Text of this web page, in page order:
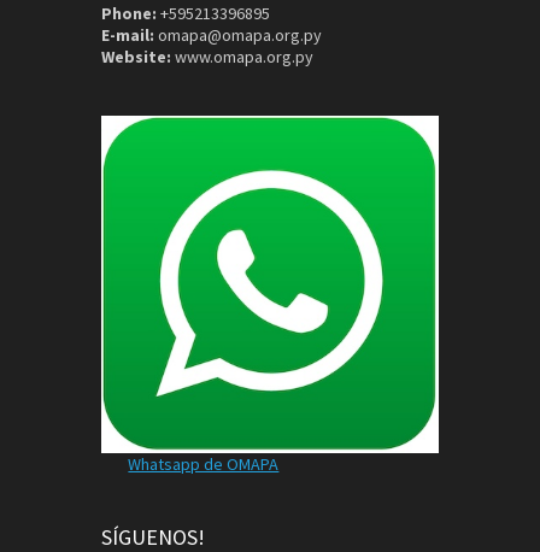
Phone: +595213396895
E-mail: omapa@omapa.org.py
Website: www.omapa.org.py
Whatsapp de OMAPA
SÍGUENOS!